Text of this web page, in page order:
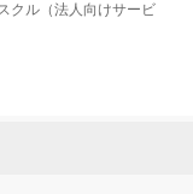
クル（法人向けサービ